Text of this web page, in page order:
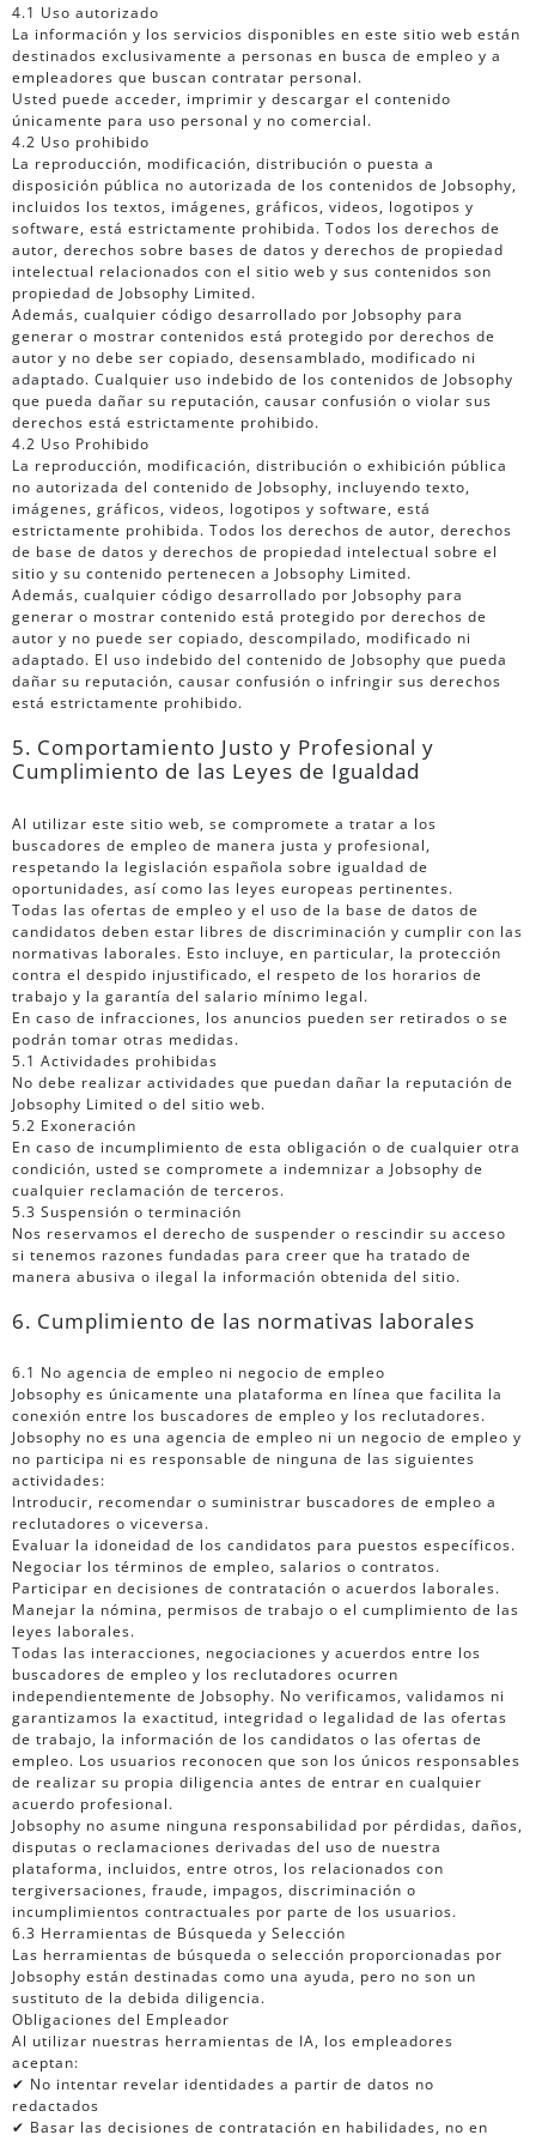
4.1 Uso autorizado
La información y los servicios disponibles en este sitio web están
destinados exclusivamente a personas en busca de empleo y a
empleadores que buscan contratar personal.
Usted puede acceder, imprimir y descargar el contenido
únicamente para uso personal y no comercial.
4.2 Uso prohibido
La reproducción, modificación, distribución o puesta a
disposición pública no autorizada de los contenidos de Jobsophy,
incluidos los textos, imágenes, gráficos, videos, logotipos y
software, está estrictamente prohibida. Todos los derechos de
autor, derechos sobre bases de datos y derechos de propiedad
intelectual relacionados con el sitio web y sus contenidos son
propiedad de Jobsophy Limited.
Además, cualquier código desarrollado por Jobsophy para
generar o mostrar contenidos está protegido por derechos de
autor y no debe ser copiado, desensamblado, modificado ni
adaptado. Cualquier uso indebido de los contenidos de Jobsophy
que pueda dañar su reputación, causar confusión o violar sus
derechos está estrictamente prohibido.
4.2 Uso Prohibido
La reproducción, modificación, distribución o exhibición pública
no autorizada del contenido de Jobsophy, incluyendo texto,
imágenes, gráficos, videos, logotipos y software, está
estrictamente prohibida. Todos los derechos de autor, derechos
de base de datos y derechos de propiedad intelectual sobre el
sitio y su contenido pertenecen a Jobsophy Limited.
Además, cualquier código desarrollado por Jobsophy para
generar o mostrar contenido está protegido por derechos de
autor y no puede ser copiado, descompilado, modificado ni
adaptado. El uso indebido del contenido de Jobsophy que pueda
dañar su reputación, causar confusión o infringir sus derechos
está estrictamente prohibido.
5. Comportamiento Justo y Profesional y
Cumplimiento de las Leyes de Igualdad
Al utilizar este sitio web, se compromete a tratar a los
buscadores de empleo de manera justa y profesional,
respetando la legislación española sobre igualdad de
oportunidades, así como las leyes europeas pertinentes.
Todas las ofertas de empleo y el uso de la base de datos de
candidatos deben estar libres de discriminación y cumplir con las
normativas laborales. Esto incluye, en particular, la protección
contra el despido injustificado, el respeto de los horarios de
trabajo y la garantía del salario mínimo legal.
En caso de infracciones, los anuncios pueden ser retirados o se
podrán tomar otras medidas.
5.1 Actividades prohibidas
No debe realizar actividades que puedan dañar la reputación de
Jobsophy Limited o del sitio web.
5.2 Exoneración
En caso de incumplimiento de esta obligación o de cualquier otra
condición, usted se compromete a indemnizar a Jobsophy de
cualquier reclamación de terceros.
5.3 Suspensión o terminación
Nos reservamos el derecho de suspender o rescindir su acceso
si tenemos razones fundadas para creer que ha tratado de
manera abusiva o ilegal la información obtenida del sitio.
6. Cumplimiento de las normativas laborales
6.1 No agencia de empleo ni negocio de empleo
Jobsophy es únicamente una plataforma en línea que facilita la
conexión entre los buscadores de empleo y los reclutadores.
Jobsophy no es una agencia de empleo ni un negocio de empleo y
no participa ni es responsable de ninguna de las siguientes
actividades:
Introducir, recomendar o suministrar buscadores de empleo a
reclutadores o viceversa.
Evaluar la idoneidad de los candidatos para puestos específicos.
Negociar los términos de empleo, salarios o contratos.
Participar en decisiones de contratación o acuerdos laborales.
Manejar la nómina, permisos de trabajo o el cumplimiento de las
leyes laborales.
Todas las interacciones, negociaciones y acuerdos entre los
buscadores de empleo y los reclutadores ocurren
independientemente de Jobsophy. No verificamos, validamos ni
garantizamos la exactitud, integridad o legalidad de las ofertas
de trabajo, la información de los candidatos o las ofertas de
empleo. Los usuarios reconocen que son los únicos responsables
de realizar su propia diligencia antes de entrar en cualquier
acuerdo profesional.
Jobsophy no asume ninguna responsabilidad por pérdidas, daños,
disputas o reclamaciones derivadas del uso de nuestra
plataforma, incluidos, entre otros, los relacionados con
tergiversaciones, fraude, impagos, discriminación o
incumplimientos contractuales por parte de los usuarios.
6.3 Herramientas de Búsqueda y Selección
Las herramientas de búsqueda o selección proporcionadas por
Jobsophy están destinadas como una ayuda, pero no son un
sustituto de la debida diligencia.
Obligaciones del Empleador
Al utilizar nuestras herramientas de IA, los empleadores
aceptan:
✔ No intentar revelar identidades a partir de datos no
redactados
✔ Basar las decisiones de contratación en habilidades, no en